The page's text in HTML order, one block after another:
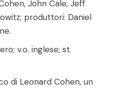
John Cale, Jeff
produttori: Daniel
v.o. inglese; st.
di Leonard Cohen, un